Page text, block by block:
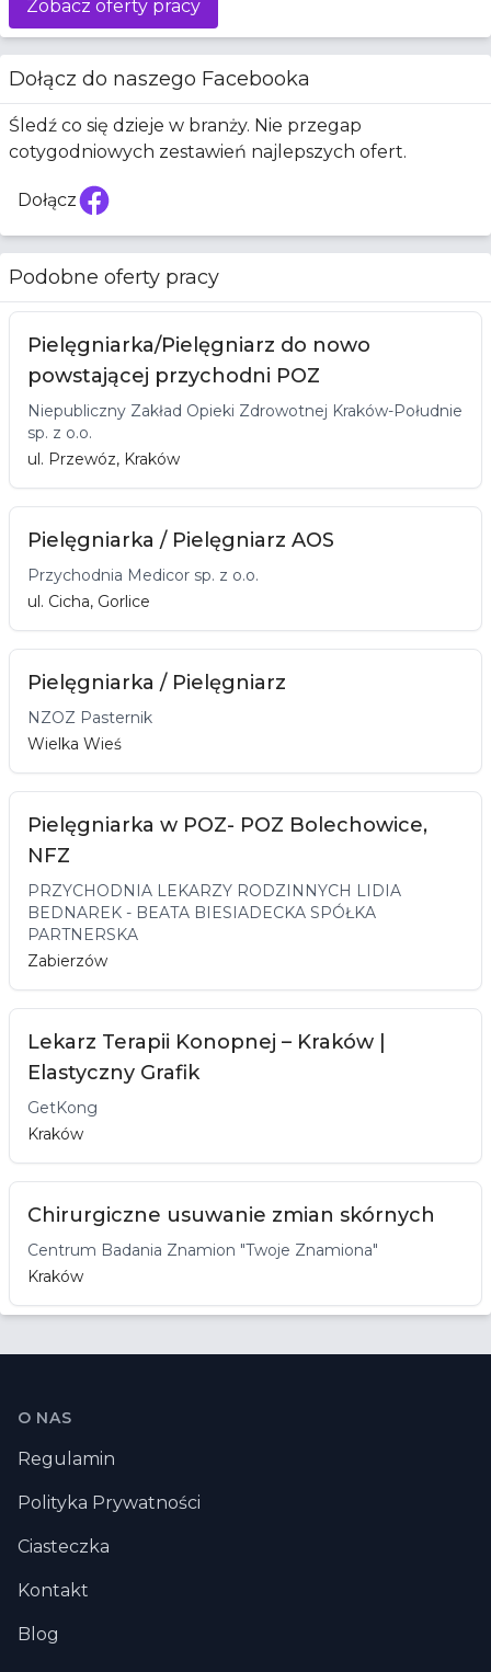
Zobacz oferty pracy
Dołącz do naszego Facebooka
Śledź co się dzieje w branży. Nie przegap
cotygodniowych zestawień najlepszych ofert.
Dołącz
Facebook
Podobne oferty pracy
Pielęgniarka/Pielęgniarz do nowo
powstającej przychodni POZ
Niepubliczny Zakład Opieki Zdrowotnej Kraków-Południe
sp. z o.o.
ul. Przewóz, Kraków
Pielęgniarka / Pielęgniarz AOS
Przychodnia Medicor sp. z o.o.
ul. Cicha, Gorlice
Pielęgniarka / Pielęgniarz
NZOZ Pasternik
Wielka Wieś
Pielęgniarka w POZ- POZ Bolechowice,
NFZ
PRZYCHODNIA LEKARZY RODZINNYCH LIDIA
BEDNAREK - BEATA BIESIADECKA SPÓŁKA
PARTNERSKA
Zabierzów
Lekarz Terapii Konopnej – Kraków |
Elastyczny Grafik
GetKong
Kraków
Chirurgiczne usuwanie zmian skórnych
Centrum Badania Znamion "Twoje Znamiona"
Kraków
Stopka
O NAS
Regulamin
Polityka Prywatności
Ciasteczka
Kontakt
Blog